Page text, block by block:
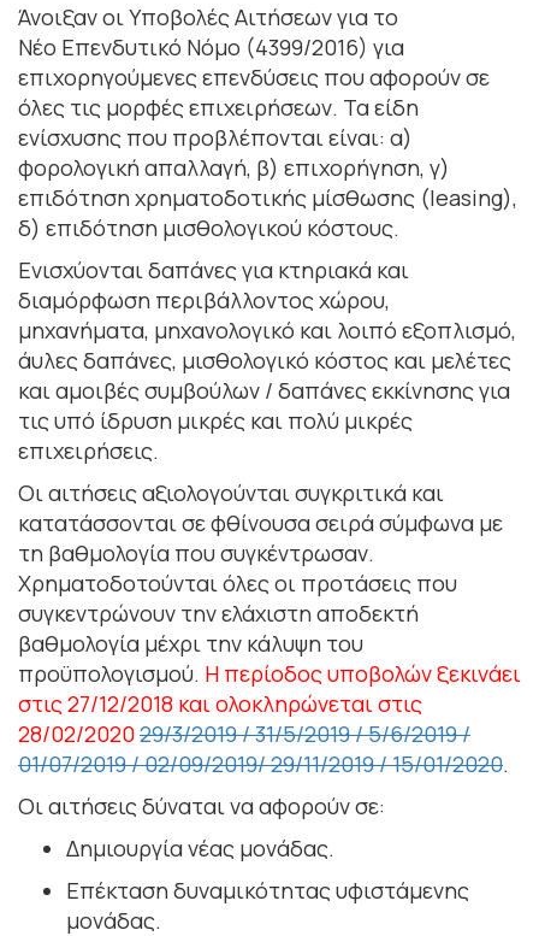
Άνοιξαν οι Υποβολές Αιτήσεων για το
Νέο Επενδυτικό Νόμο (4399/2016) για
επιχορηγούμενες επενδύσεις που αφορούν σε
όλες τις μορφές επιχειρήσεων. Τα είδη
ενίσχυσης που προβλέπονται είναι: α)
φορολογική απαλλαγή, β) επιχορήγηση, γ)
επιδότηση χρηματοδοτικής μίσθωσης (leasing),
δ) επιδότηση μισθολογικού κόστους.
Ενισχύονται δαπάνες για κτηριακά και
διαμόρφωση περιβάλλοντος χώρου,
μηχανήματα, μηχανολογικό και λοιπό εξοπλισμό,
άυλες δαπάνες, μισθολογικό κόστος και μελέτες
και αμοιβές συμβούλων / δαπάνες εκκίνησης για
τις υπό ίδρυση μικρές και πολύ μικρές
επιχειρήσεις.
Οι αιτήσεις αξιολογούνται συγκριτικά και
κατατάσσονται σε φθίνουσα σειρά σύμφωνα με
τη βαθμολογία που συγκέντρωσαν.
Χρηματοδοτούνται όλες οι προτάσεις που
συγκεντρώνουν την ελάχιστη αποδεκτή
βαθμολογία μέχρι την κάλυψη του
προϋπολογισμού. Η περίοδος υποβολών ξεκινάει
στις 27/12/2018 και ολοκληρώνεται στις
28/02/202029/3/2019 / 31/5/2019 / 5/6/2019 /
01/07/2019 / 02/09/2019/ 29/11/2019 / 15/01/2020.
Οι αιτήσεις δύναται να αφορούν σε:
Δημιουργία νέας μονάδας.
Επέκταση δυναμικότητας υφιστάμενης
μονάδας.